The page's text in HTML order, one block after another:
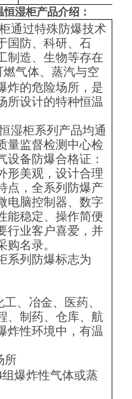
恒湿柜产品介绍：
通过特殊防爆技术
国防、科研、石
制造、生物等存在
燃气体、蒸汽与空
炸的危险场所，是
所设计的特种恒温
湿柜系列产品均通
量监督检测中心检
设备防爆合格证：
形美观，设计合理
点，全系列防爆产
电脑控制器、数字
能稳定、操作简便
行业客户喜爱，并
购名录。
系列防爆标志为
、冶金、医药、
、制药、仓库、航
炸性环境中，有温
所
组爆炸性气体或蒸